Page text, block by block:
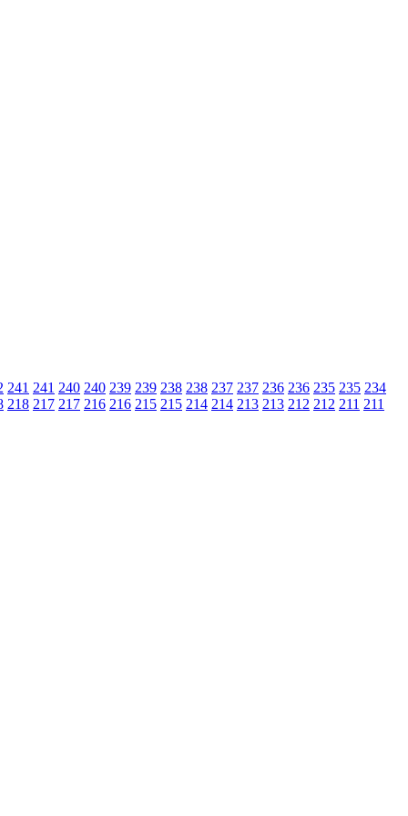
241 241 240 240 239 239 238 238 237 237 236 236 235 235 234
218 217 217 216 216 215 215 214 214 213 213 212 212 211 211